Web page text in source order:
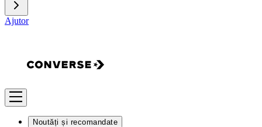
Ajutor
Noutăți și recomandate